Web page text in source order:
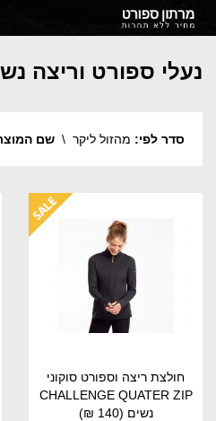
נעלי ספורט וריצה
סדר לפי: מהזול ליקר \ שם
חולצת ריצה וספורט סוקוני
CHALLENGE QUATER ZIP
נשים (140 ₪)